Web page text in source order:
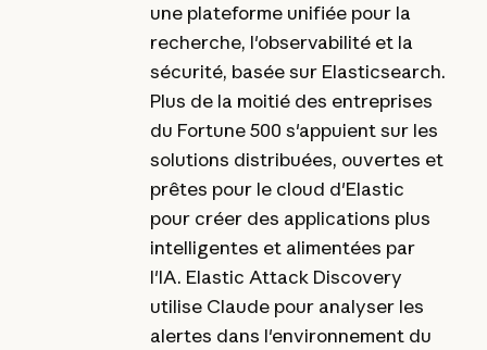
une plateforme unifiée pour la
recherche, l'observabilité et la
sécurité, basée sur Elasticsearch.
Plus de la moitié des entreprises
du Fortune 500 s'appuient sur les
solutions distribuées, ouvertes et
prêtes pour le cloud d'Elastic
pour créer des applications plus
intelligentes et alimentées par
l'IA. Elastic Attack Discovery
utilise Claude pour analyser les
alertes dans l'environnement du